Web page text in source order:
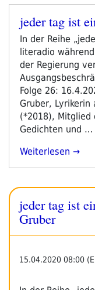
Ein
Gedicht
#27:
Rolf
Gregor
Seyfried
–
Save
My
Soul“
Veröffentlicht
am
jeder tag ist
In der Reihe
literadio
der Regierung
Folge 26:
Gruber, Lyrikerin
(*2018), Mitglied
Gedichten und …
„jeder
Ein
Gedicht
#26:
Weiterlesen
jeder tag ist
Gruber
15.04.2020 08:00